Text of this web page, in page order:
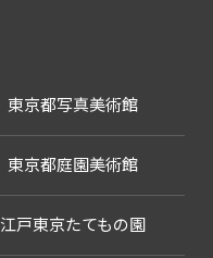
江戸東京たてもの園
東京都写真美術館
東京都庭園美術館